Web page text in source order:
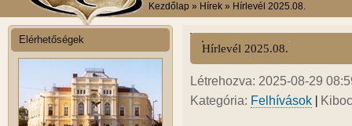
Kezdőlap » Hírek » Hírlevél 2025.08.
Elérhetőségek
Hírlevél 2025.08.
Létrehozva: 2025-08-29
Kategória: Felhívások |